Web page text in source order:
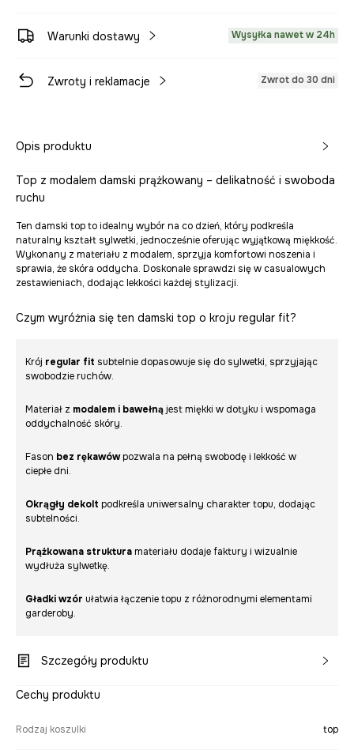
Warunki dostawy Wysyłka nawet w 24h
Zwroty i reklamacje Zwrot do 30 dni
Opis produktu
Top z modalem damski prążkowany – delikatność i swoboda
ruchu
Ten damski top to idealny wybór na co dzień, który podkreśla
naturalny kształt sylwetki, jednocześnie oferując wyjątkową miękkość.
Wykonany z materiału z modalem, sprzyja komfortowi noszenia i
sprawia, że skóra oddycha. Doskonale sprawdzi się w casualowych
zestawieniach, dodając lekkości każdej stylizacji.
Czym wyróżnia się ten damski top o kroju regular fit?
Krój regular fit subtelnie dopasowuje się do sylwetki, sprzyjając
swobodzie ruchów.
Materiał z modalem i bawełnąjest miękki w dotyku i wspomaga
oddychalność skóry.
Fason bez rękawówpozwala na pełną swobodę i lekkość w
ciepłe dni.
Okrągły dekolt podkreśla uniwersalny charakter topu, dodając
subtelności.
Prążkowana struktura materiału dodaje faktury i wizualnie
wydłuża sylwetkę.
Gładki wzór ułatwia łączenie topu z różnorodnymi elementami
garderoby.
Szczegóły produktu
Cechy produktu
Rodzaj koszulki top